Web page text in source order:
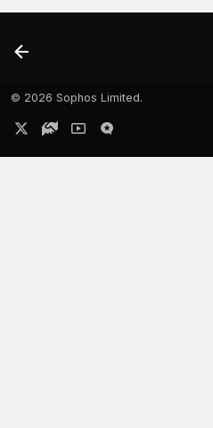
© 2026 Sophos Limited.